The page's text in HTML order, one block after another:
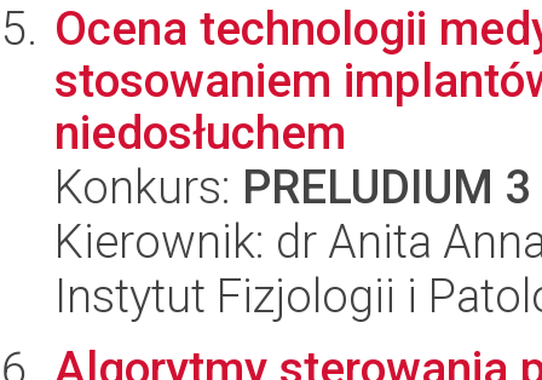
Ocena technologii
stosowaniem
niedosłuchem
Konkurs: PRELUDIUM 3
Kierownik: dr Anita
Instytut Fizjologii i
Algorytmy sterowania